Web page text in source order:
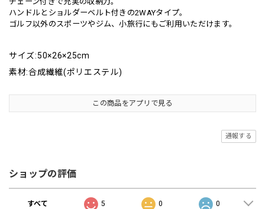
ハンドルとショルダーベルト付きの2WAYタイプ。
ゴルフ以外のスポーツやジム、小旅行にもご利用いただけます。
サイズ:50×26×25cm
素材:合成繊維(ポリエステル)
この商品をアプリで見る
通報する
ショップの評価
すべて 5 0 0